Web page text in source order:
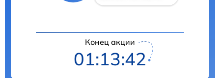
Конец акции
01:13:41